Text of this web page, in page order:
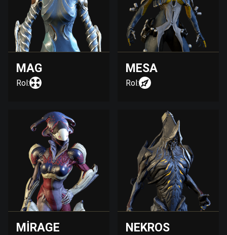
MAG
Rol:
MESA
Rol:
MIRAGE NEKROS